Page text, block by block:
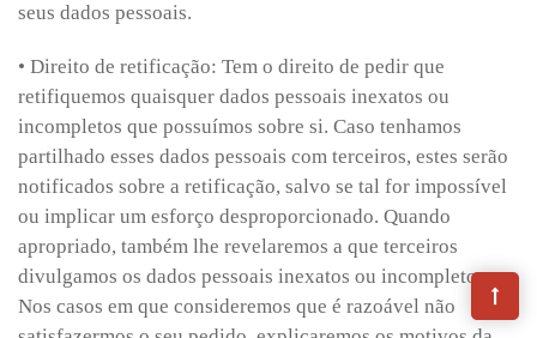
seus dados pessoais.
• Direito de retificação: Tem o direito de pedir que
retifiquemos quaisquer dados pessoais inexatos ou
incompletos que possuímos sobre si. Caso tenhamos
partilhado esses dados pessoais com terceiros, estes serão
notificados sobre a retificação, salvo se tal for impossível
ou implicar um esforço desproporcionado. Quando
apropriado, também lhe revelaremos a que terceiros
divulgamos os dados pessoais inexatos ou incompletos.
Nos casos em que consideremos que é razoável não